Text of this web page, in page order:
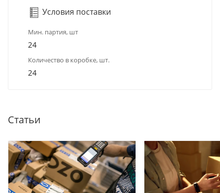
Условия поставки
Мин. партия, шт
24
Количество в коробке, шт.
24
Статьи